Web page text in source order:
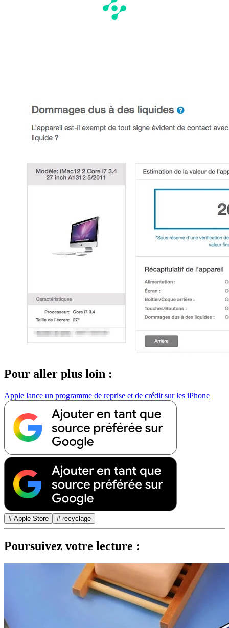
Pour aller plus loin :
Apple lance un programme de reprise et de crédit sur les iPhone
# Apple Store # recyclage
Poursuivez votre lecture :